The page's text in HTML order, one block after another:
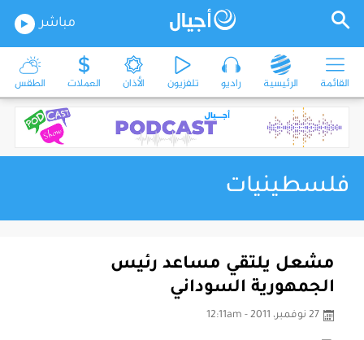
مباشر
القائمة الرئيسية راديو تلفزيون الأذان العملات الطقس
فلسطينيات
مشعل يلتقي مساعد رئيس
الجمهورية السوداني
27 نوفمبر، 2011 - 12:11am